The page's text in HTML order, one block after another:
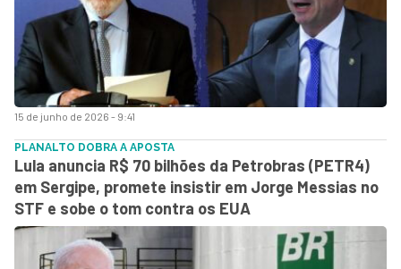
15 de junho de 2026 - 9:41
PLANALTO DOBRA A APOSTA
Lula anuncia R$ 70 bilhões da Petrobras (PETR4)
em Sergipe, promete insistir em Jorge Messias no
STF e sobe o tom contra os EUA